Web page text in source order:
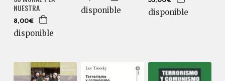
NUESTRA
8,00€
disponible
disponible disponible